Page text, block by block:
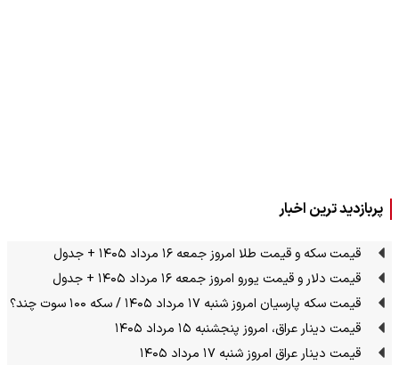
پربازدید ترین اخبار
قیمت سکه و قیمت طلا امروز جمعه ۱۶ مرداد ۱۴۰۵ + جدول
قیمت دلار و قیمت یورو امروز جمعه ۱۶ مرداد ۱۴۰۵ + جدول
قیمت سکه پارسیان امروز شنبه ۱۷ مرداد ۱۴۰۵ / سکه ۱۰۰ سوت چند؟
قیمت دینار عراق، امروز پنجشنبه ۱۵ مرداد ۱۴۰۵
قیمت دینار عراق امروز شنبه ۱۷ مرداد ۱۴۰۵